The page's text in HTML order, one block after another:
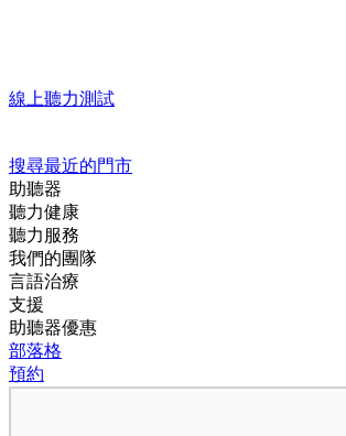
線上聽力測試
搜尋最近的門市
助聽器
聽力健康
聽力服務
我們的團隊
言語治療
支援
助聽器優惠
部落格
預約